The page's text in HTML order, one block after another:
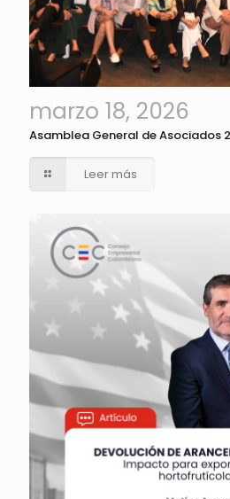
marzo 18, 2026
Asamblea General de Asociados
Leer más